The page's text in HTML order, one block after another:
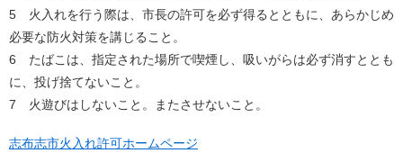
5 火入れを行う際は、市長の許可を必ず得るとともに、あらかじめ
必要な防火対策を講じること。
6 たばこは、指定された場所で喫煙し、吸いがらは必ず消すととも
に、投げ捨てないこと。
7 火遊びはしないこと。またさせないこと。
志布志市火入れ許可ホームページ